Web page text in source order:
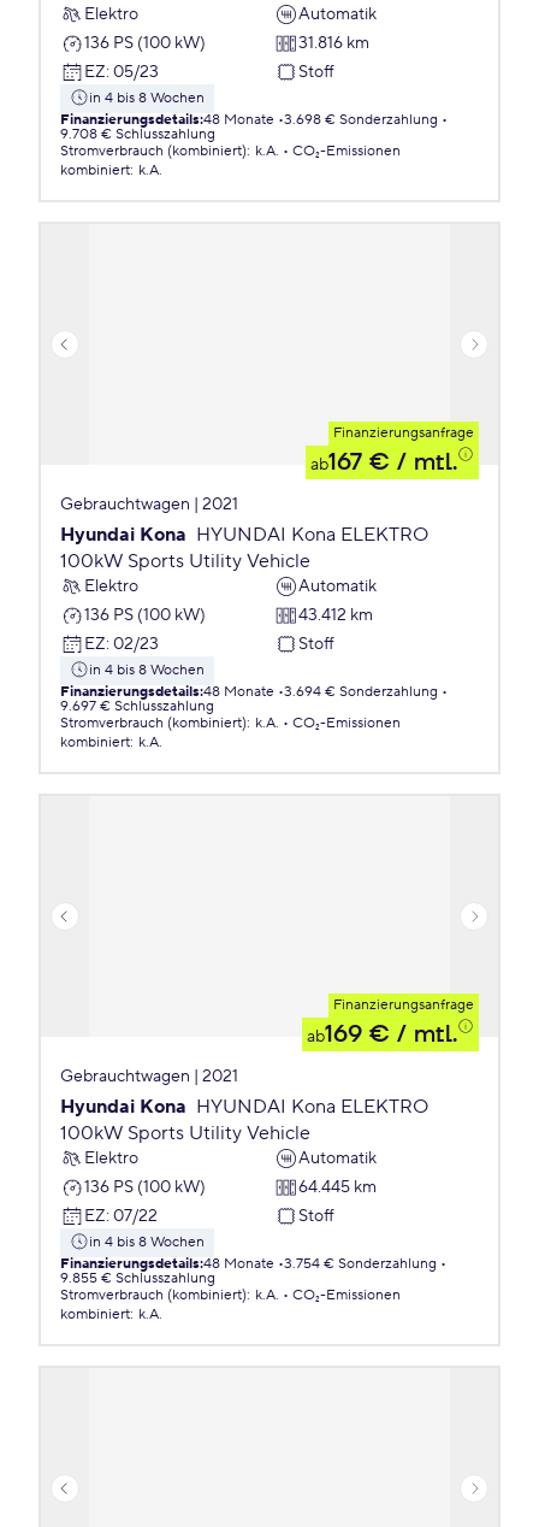
Elektro
Automatik
136 PS (100 kW)
31.816 km
EZ: 05/23 Stoff
in 4 bis 8 Wochen
Finanzierungsdetails:48 Monate 3.698 € Sonderzahlung
9.708 € Schlusszahlung
Stromverbrauch (kombiniert): k.A.
CO₂-Emissionen
kombiniert: k.A.
Finanzierungsanfrage
ab167 € / mtl.
Gebrauchtwagen | 2021
Hyundai Kona HYUNDAI Kona ELEKTRO
100kW Sports Utility Vehicle
Elektro
Automatik
136 PS (100 kW)
43.412 km
EZ: 02/23 Stoff
in 4 bis 8 Wochen
Finanzierungsdetails:48 Monate 3.694 € Sonderzahlung
9.697 € Schlusszahlung
Stromverbrauch (kombiniert): k.A.
CO₂-Emissionen
kombiniert: k.A.
Finanzierungsanfrage
ab169 € / mtl.
Gebrauchtwagen | 2021
Hyundai Kona HYUNDAI Kona ELEKTRO
100kW Sports Utility Vehicle
Elektro
Automatik
136 PS (100 kW)
64.445 km
EZ: 07/22 Stoff
in 4 bis 8 Wochen
Finanzierungsdetails:48 Monate 3.754 € Sonderzahlung
9.855 € Schlusszahlung
Stromverbrauch (kombiniert): k.A.
CO₂-Emissionen
kombiniert: k.A.